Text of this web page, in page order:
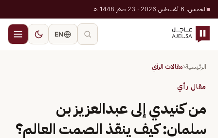
الخميس، 6 أغسطس 2026 · 23 صفر 1448 هـ
EN
الرئيسية‹مقالات الرأي
مقال رأي
من كنيدي إلى عبدالعزيز بن
سلمان: كيف ينقذ الصمت العالم؟